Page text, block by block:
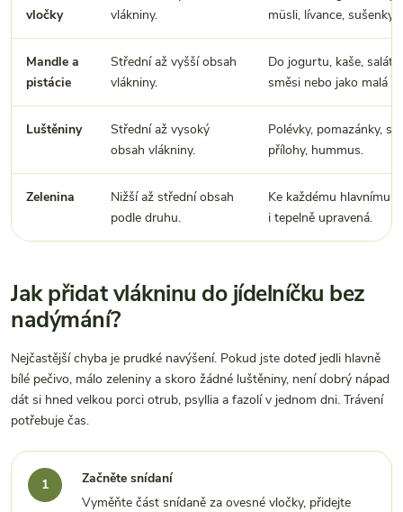
vločky
vlákniny.
müsli, lívance, sušenky.
Mandle a
pistácie
Střední až vyšší obsah
vlákniny.
Do jogurtu, kaše,
směsi nebo jako malá
Luštěniny
Střední až vysoký
obsah vlákniny.
Polévky, pomazánky,
přílohy, hummus.
Zelenina
Nižší až střední obsah
podle druhu.
Ke každému hlavnímu
i tepelně upravená.
Jak přidat vlákninu do jídelníčku bez
nadýmání?
Nejčastější chyba je prudké navýšení. Pokud jste doteď jedli hlavně
bílé pečivo, málo zeleniny a skoro žádné luštěniny, není dobrý nápad
dát si hned velkou porci otrub, psyllia a fazolí v jednom dni. Trávení
potřebuje čas.
Začněte snídaní
Vyměňte část snídaně za ovesné vločky, přidejte